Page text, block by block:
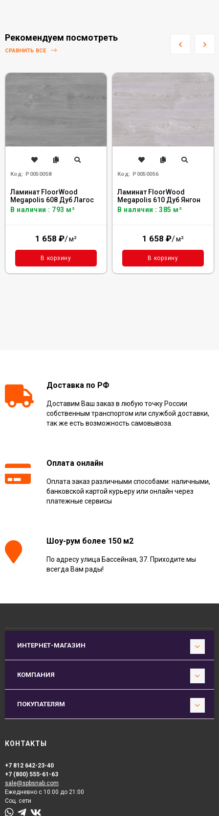
Рекомендуем посмотреть
СРАВНИТЬ ВСЕ
Код: Р0050058
Ламинат FloorWood
Megapolis 608 Дуб Лагос
В наличии : 793 м²
1 658 ₽/м²
В корзину
Код: Р0050056
Ламинат FloorWood
Megapolis 610 Дуб Янгон
В наличии : 385 м²
1 658 ₽/м²
В корзину
Доставка по РФ
Доставим Ваш заказ в любую точку России
собственным транспортом или службой доставки,
так же есть возможность самовывоза.
Оплата онлайн
Оплата заказ различными способами: наличными,
банковской картой курьеру или онлайн через
платежные сервисы
Шоу-рум более 150 м2
По адресу улица Бассейная, 37. Приходите мы
всегда Вам рады!
ИНТЕРНЕТ-МАГАЗИН
КОМПАНИЯ
ПОКУПАТЕЛЯМ
КОНТАКТЫ
+7 812 642-23-40
+7 (800) 555-61-63
sale@spbsnab.com
Ежедневно с 10:00 до 21:00
Соц. сети